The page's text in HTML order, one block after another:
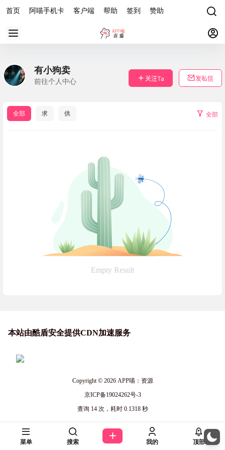
首页 阿喵手机卡 客户端 帮助 签到 赞助
有小狗卖
前往个人中心 关注Ta 发私信
全部 求 供 全部
Empty Result
本站由酷盾安全提供CDN加速服务
Copyright © 2026APP喵：资源
京ICP备19024262号-3
查询 14 次，耗时 0.1318 秒
菜单 搜索 我的 顶部